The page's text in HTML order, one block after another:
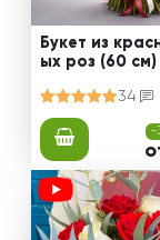
Букет из
ых роз (60 см)
34
-